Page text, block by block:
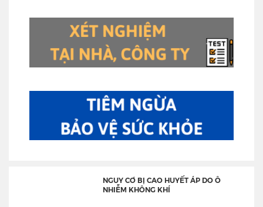
NGUY CƠ BỊ CAO HUYẾT ÁP DO Ô
NHIỄM KHÔNG KHÍ